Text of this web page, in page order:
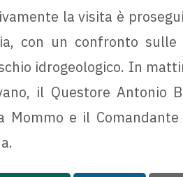
la visita è
con un confronto
idrogeologico. In
il Questore Antonio
Mommo e il